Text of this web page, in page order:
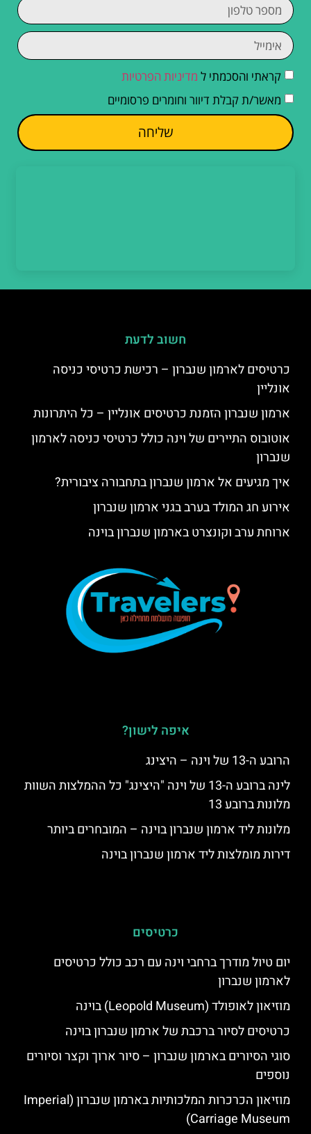
קראתי והסכמתי ל מדיניות הפרטיות
מאשר/ת קבלת דיוור וחומרים פרסומיים
שליחה
חשוב לדעת
כרטיסים לארמון שנברון – רכישת כרטיסי כניסה
אונליין
ארמון שנברון הזמנת כרטיסים אונליין – כל היתרונות
אוטובוס התיירים של וינה כולל כרטיסי כניסה לארמון
שנברון
איך מגיעים אל ארמון שנברון בתחבורה ציבורית?
אירוע חג המולד בערב בגני ארמון שנברון
ארוחת ערב וקונצרט בארמון שנברון בוינה
איפה לישון?
הרובע ה-13 של וינה – היצינג
לינה ברובע ה-13 של וינה "היצינג" כל ההמלצות השוות
מלונות ברובע 13
מלונות ליד ארמון שנברון בוינה – המובחרים ביותר
דירות מומלצות ליד ארמון שנברון בוינה
כרטיסים
יום טיול מודרך ברחבי וינה עם רכב כולל כרטיסים
לארמון שנברון
מוזיאון לאופולד (Leopold Museum) בוינה
כרטיסים לסיור ברכבת של ארמון שנברון בוינה
סוגי הסיורים בארמון שנברון – סיור ארוך וקצר וסיורים
נוספים
מוזיאון הכרכרות המלכותיות בארמון שנברון (Imperial
Carriage Museum)